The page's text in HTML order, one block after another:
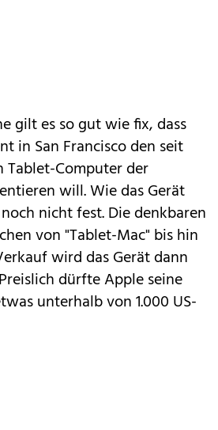
gilt es so gut wie fix, dass
in San Francisco den seit
Tablet-Computer der
will. Wie das Gerät
nicht fest. Die denkbaren
von "Tablet-Mac" bis hin
wird das Gerät dann
dürfte Apple seine
unterhalb von 1.000 US-